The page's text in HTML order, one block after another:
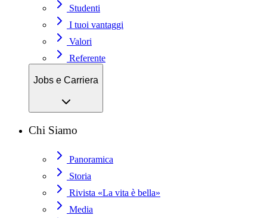
Studenti
I tuoi vantaggi
Valori
Referente
Jobs e Carriera
Chi Siamo
Panoramica
Storia
Rivista «La vita è bella»
Media